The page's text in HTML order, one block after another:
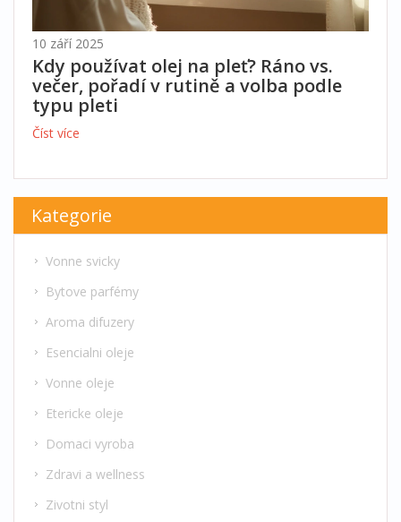
10 září 2025
Kdy používat olej na pleť? Ráno vs.
večer, pořadí v rutině a volba podle
typu pleti
Číst více
Kategorie
Vonne svicky
Bytove parfémy
Aroma difuzery
Esencialni oleje
Vonne oleje
Etericke oleje
Domaci vyroba
Zdravi a wellness
Zivotni styl